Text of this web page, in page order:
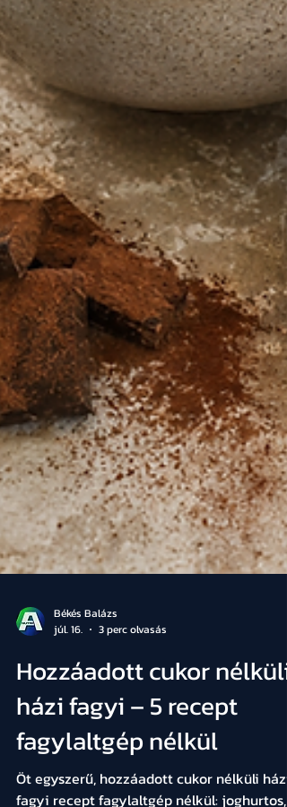
Békés Balázs
júl. 16.
3 perc olvasás
Hozzáadott cukor nélküli
házi fagyi – 5 recept
fagylaltgép nélkül